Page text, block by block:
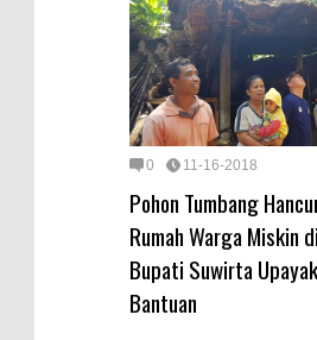
0 11-16-2018
Pohon Tumbang
Rumah Warga Miskin
Bupati Suwirta
Bantuan